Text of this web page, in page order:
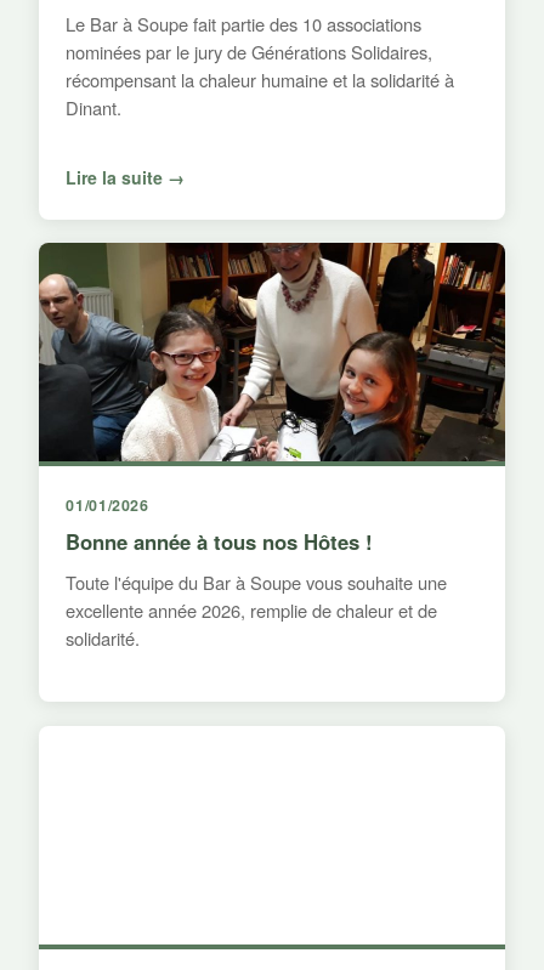
Le Bar à Soupe fait partie des 10 associations
nominées par le jury de Générations Solidaires,
récompensant la chaleur humaine et la solidarité à
Dinant.
Lire la suite →
01/01/2026
Bonne année à tous nos Hôtes !
Toute l'équipe du Bar à Soupe vous souhaite une
excellente année 2026, remplie de chaleur et de
solidarité.